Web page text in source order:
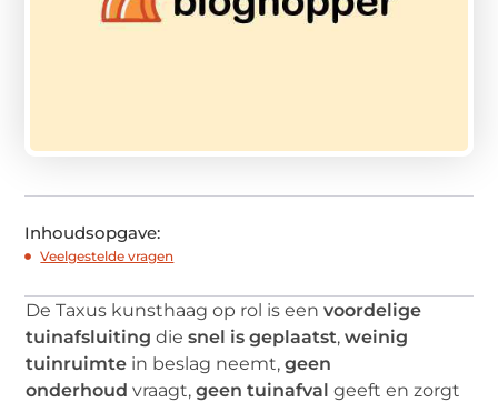
Inhoudsopgave:
Veelgestelde vragen
De Taxus kunsthaag op rol is eenvoordelige
tuinafsluiting diesnel is geplaatst,weinig
tuinruimte in beslag neemt, geen
onderhoud vraagt,geen tuinafval geeft en zorgt